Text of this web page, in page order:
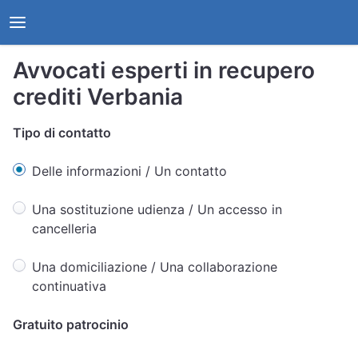
Avvocati esperti in recupero
crediti Verbania
Tipo di contatto
Delle informazioni / Un contatto
Una sostituzione udienza / Un accesso in
cancelleria
Una domiciliazione / Una collaborazione
continuativa
Gratuito patrocinio